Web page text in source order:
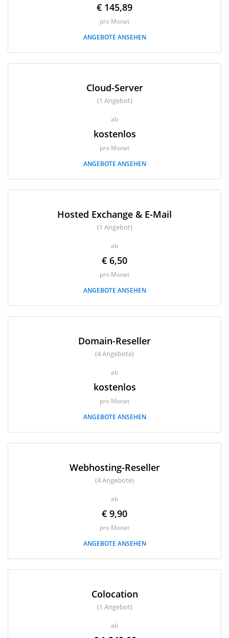
€ 145,89
pro Monat
ANGEBOTE ANSEHEN
Cloud-Server
(1 Angebot)
ab
kostenlos
pro Monat
ANGEBOTE ANSEHEN
Hosted Exchange & E-Mail
(1 Angebot)
ab
€ 6,50
pro Monat
ANGEBOTE ANSEHEN
Domain-Reseller
(4 Angebote)
ab
kostenlos
pro Monat
ANGEBOTE ANSEHEN
Webhosting-Reseller
(4 Angebote)
ab
€ 9,90
pro Monat
ANGEBOTE ANSEHEN
Colocation
(1 Angebot)
ab